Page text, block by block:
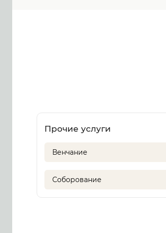
Прочие услуги
Венчание
Соборование